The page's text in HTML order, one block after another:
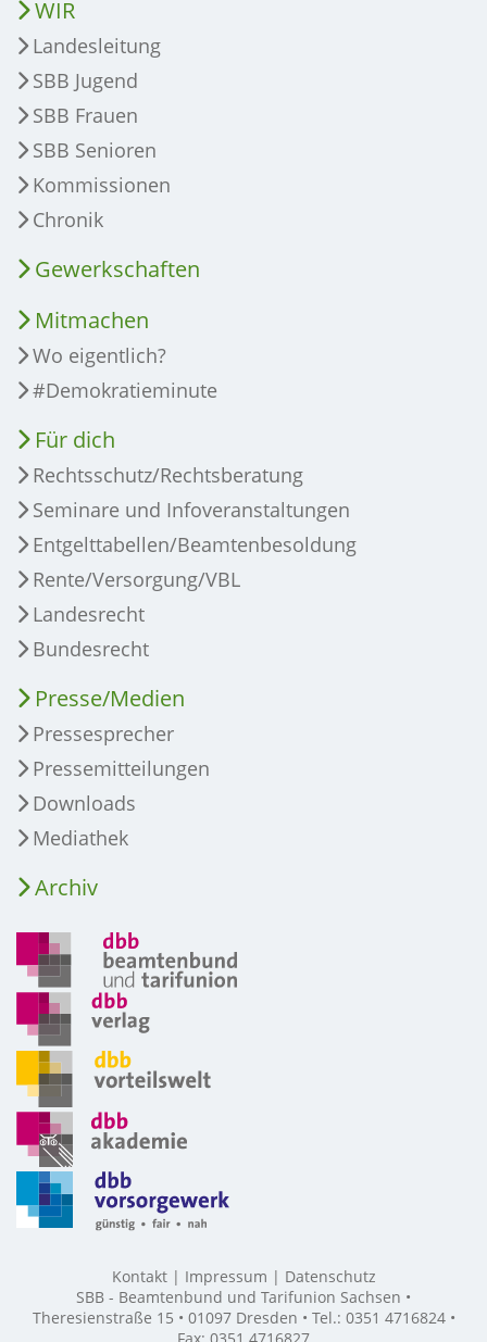
WIR
Landesleitung
SBB Jugend
SBB Frauen
SBB Senioren
Kommissionen
Chronik
Gewerkschaften
Mitmachen
Wo eigentlich?
#Demokratieminute
Für dich
Rechtsschutz/Rechtsberatung
Seminare und Infoveranstaltungen
Entgelttabellen/Beamtenbesoldung
Rente/Versorgung/VBL
Landesrecht
Bundesrecht
Presse/Medien
Pressesprecher
Pressemitteilungen
Downloads
Mediathek
Archiv
Kontakt Impressum
Datenschutz
SBB - Beamtenbund und Tarifunion Sachsen •
Theresienstraße 15 • 01097 Dresden • Tel.: 0351 4716824 •